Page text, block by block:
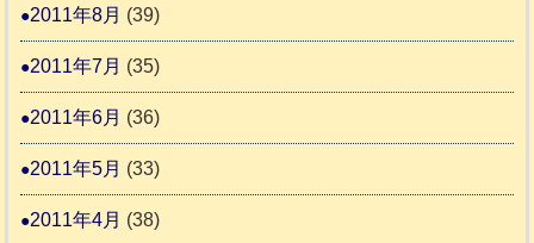
2011年8月 (39)
2011年7月 (35)
2011年6月 (36)
2011年5月 (33)
2011年4月 (38)